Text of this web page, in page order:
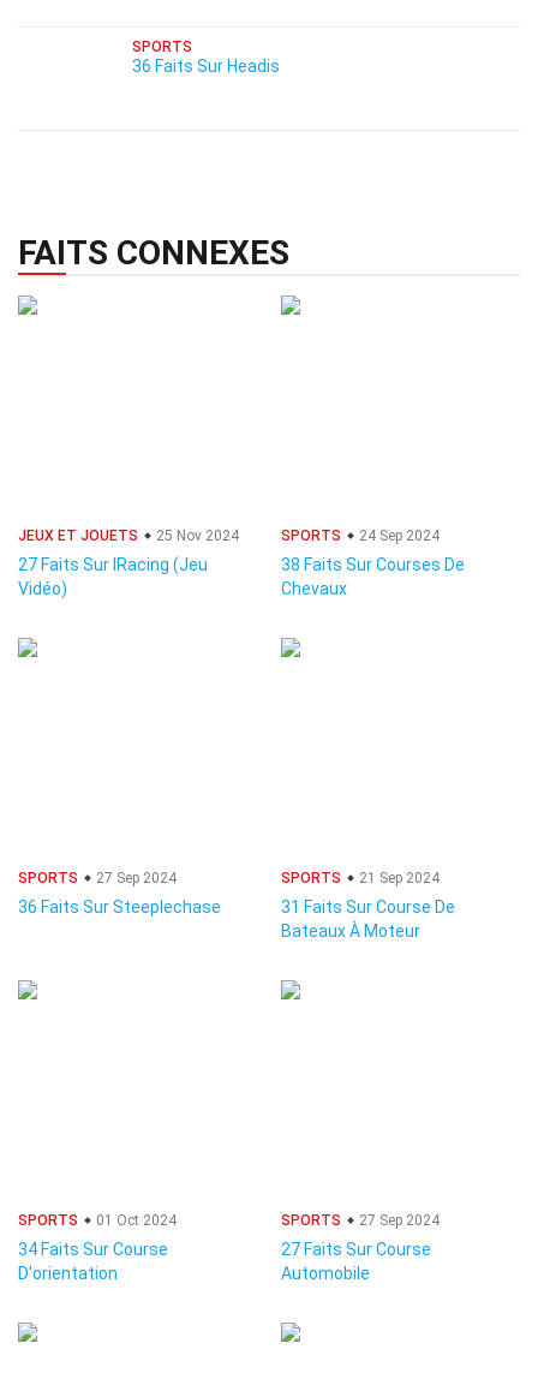
SPORTS
36 Faits Sur Headis
FAITS CONNEXES
JEUX ET JOUETS 25 Nov 2024
27 Faits Sur IRacing (Jeu
Vidéo)
SPORTS 24 Sep 2024
38 Faits Sur Courses De
Chevaux
SPORTS 27 Sep 2024
36 Faits Sur Steeplechase
SPORTS 21 Sep 2024
31 Faits Sur Course De
Bateaux À Moteur
SPORTS 01 Oct 2024
34 Faits Sur Course
D'orientation
SPORTS 27 Sep 2024
27 Faits Sur Course
Automobile